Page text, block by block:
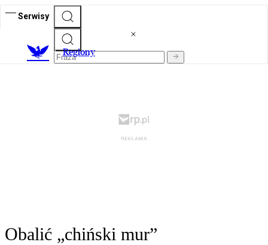
Serwisy
Regiony
Obalić „chiński mur”